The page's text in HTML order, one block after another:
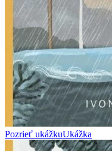
Pozrieť ukážkuUkážka